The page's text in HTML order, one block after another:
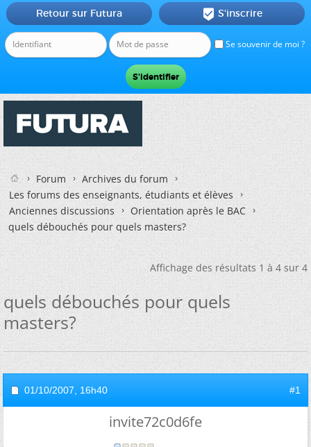
Se souvenir de moi ?
Retour sur Futura  S'inscrire
Forum
Archives du forum
Les forums des enseignants, étudiants et élèves
Anciennes discussions
Orientation après le BAC
quels débouchés pour quels masters?
Affichage des résultats 1 à 4 sur 4
quels débouchés pour quels
masters?
01/10/2007, 16h40 #1
invite72c0d6fe